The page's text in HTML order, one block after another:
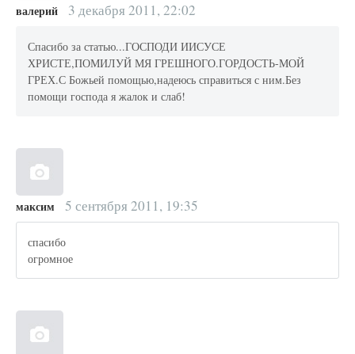
валерий 3 декабря 2011, 22:02
Спасибо за статью...ГОСПОДИ ИИСУСЕ
ХРИСТЕ,ПОМИЛУЙ МЯ ГРЕШНОГО.ГОРДОСТЬ-МОЙ
ГРЕХ.С Божьей помощью,надеюсь справиться с ним.Без
помощи господа я жалок и слаб!
максим 5 сентября 2011, 19:35
спасибо
огромное